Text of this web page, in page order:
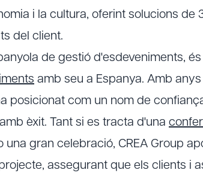
i la cultura, oferint solucions de
del client.
de gestió d'esdeveniments,
amb seu a Espanya. Amb
posicionat com un nom de
èxit. Tant si es tracta d'una
gran celebració, CREA Group
assegurant que els clients i